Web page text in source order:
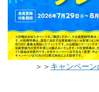
＞＞ キャンペー